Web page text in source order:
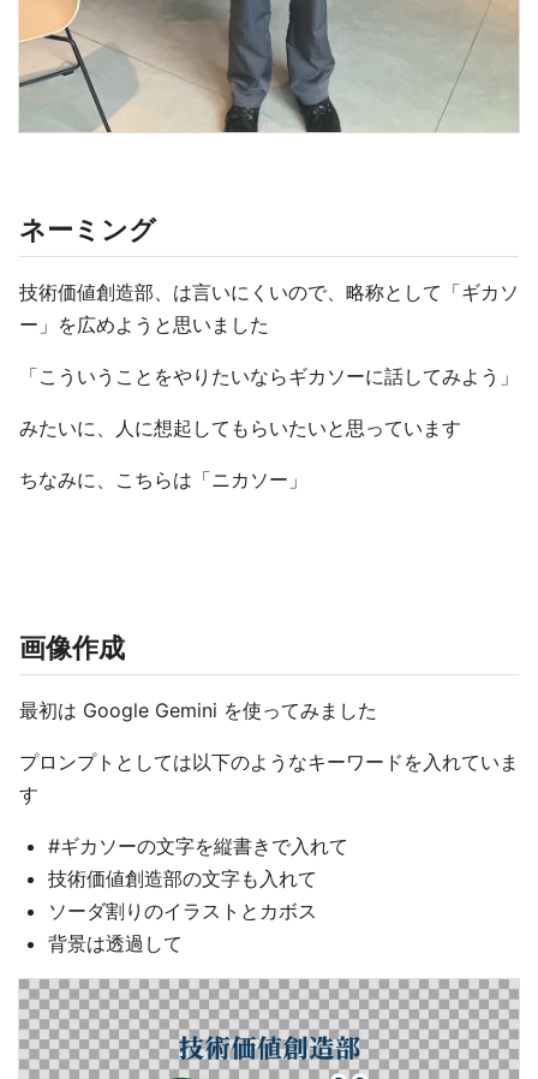
ネーミング
技術価値創造部、は言いにくいので、略称として「ギカソ
ー」を広めようと思いました
「こういうことをやりたいならギカソーに話してみよう」
みたいに、人に想起してもらいたいと思っています
ちなみに、こちらは「ニカソー」
画像作成
最初は Google Gemini を使ってみました
プロンプトとしては以下のようなキーワードを入れていま
す
#ギカソーの文字を縦書きで入れて
技術価値創造部の文字も入れて
ソーダ割りのイラストとカボス
背景は透過して